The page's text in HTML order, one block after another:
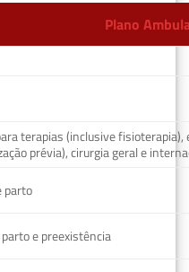
Plano
terapias (inclusive fisioterapia),
prévia), cirurgia geral e
parto
e preexistência